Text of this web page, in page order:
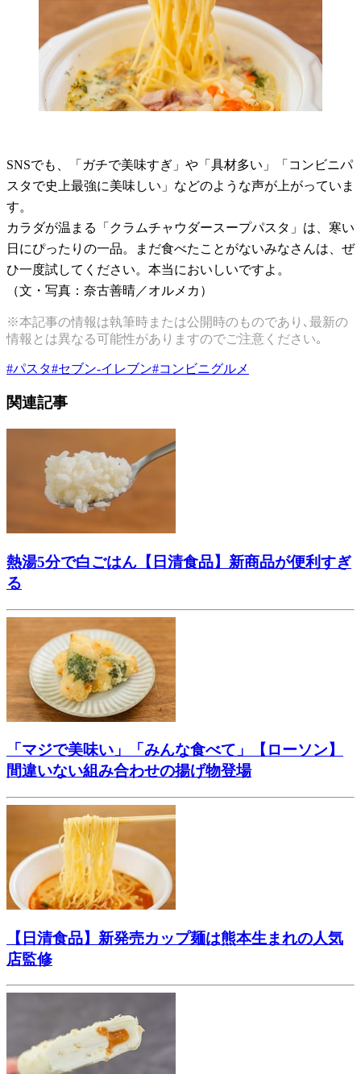
SNSでも、「ガチで美味すぎ」や「具材多い」「コンビニパ
スタで史上最強に美味しい」などのような声が上がっていま
す。
カラダが温まる「クラムチャウダースープパスタ」は、寒い
日にぴったりの一品。まだ食べたことがないみなさんは、ぜ
ひ一度試してください。本当においしいですよ。
（文・写真：奈古善晴／オルメカ）
※本記事の情報は執筆時または公開時のものであり､最新の
情報とは異なる可能性がありますのでご注意ください｡
#パスタ#セブン-イレブン#コンビニグルメ
関連記事
熱湯5分で白ごはん【日清食品】新商品が便利すぎ
る
「マジで美味い」「みんな食べて」【ローソン】
間違いない組み合わせの揚げ物登場
【日清食品】新発売カップ麺は熊本生まれの人気
店監修